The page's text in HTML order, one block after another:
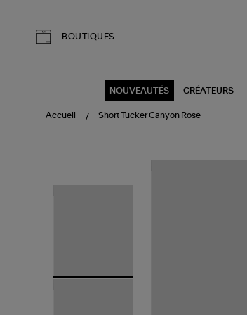
BOUTIQUES
NOUVEAUTÉS CRÉATEURS
Accueil Short Tucker Canyon Rose